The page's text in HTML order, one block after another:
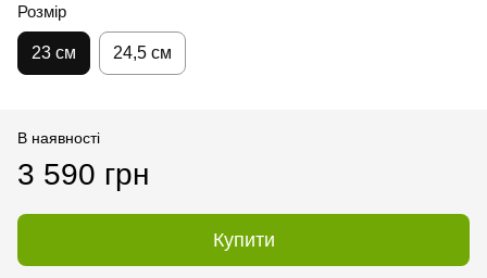
Розмір
23 см 24,5 см
В наявності
3 590 грн
Купити